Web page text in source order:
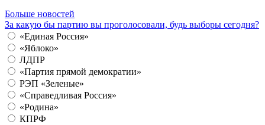
Больше новостей
За какую бы партию вы проголосовали, будь выборы сегодня?
«Единая Россия»
«Яблоко»
ЛДПР
«Партия прямой демократии»
РЭП «Зеленые»
«Справедливая Россия»
«Родина»
КПРФ